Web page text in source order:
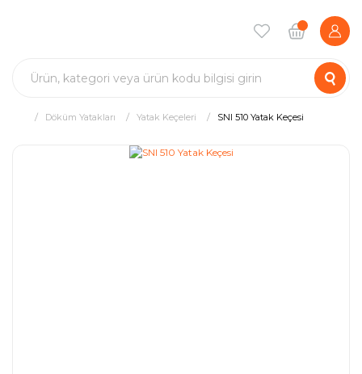
Döküm Yatakları Yatak Keçeleri SNI 510 Yatak Keçesi